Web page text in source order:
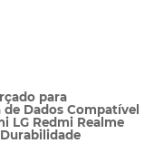
para
Dados Compatível
LG Redmi Realme